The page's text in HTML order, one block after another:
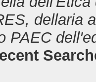
dellaria
PAEC